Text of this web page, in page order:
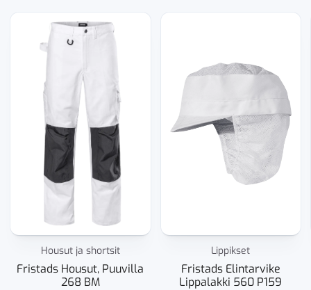
Housut ja shortsit
Fristads Housut, Puuvilla
268 BM
Lippikset
Fristads Elintarvike
Lippalakki 560 P159